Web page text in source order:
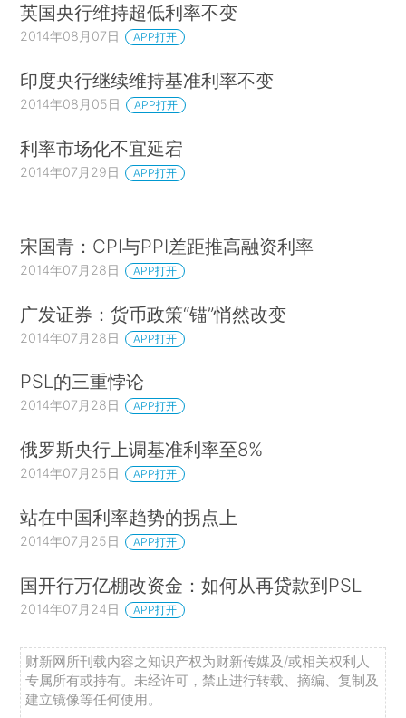
英国央行维持超低利率不变
2014年08月07日 APP打开
印度央行继续维持基准利率不变
2014年08月05日 APP打开
利率市场化不宜延宕
2014年07月29日 APP打开
宋国青：CPI与PPI差距推高融资利率
2014年07月28日 APP打开
广发证券：货币政策“锚”悄然改变
2014年07月28日 APP打开
PSL的三重悖论
2014年07月28日 APP打开
俄罗斯央行上调基准利率至8%
2014年07月25日 APP打开
站在中国利率趋势的拐点上
2014年07月25日 APP打开
国开行万亿棚改资金：如何从再贷款到PSL
2014年07月24日 APP打开
财新网所刊载内容之知识产权为财新传媒及/或相关权利人
专属所有或持有。未经许可，禁止进行转载、摘编、复制及
建立镜像等任何使用。